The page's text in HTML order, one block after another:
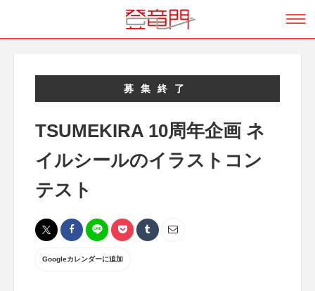
募集終了
TSUMEKIRA 10周年企画 ネ
イルシールのイラストコン
テスト
Googleカレンダーに追加